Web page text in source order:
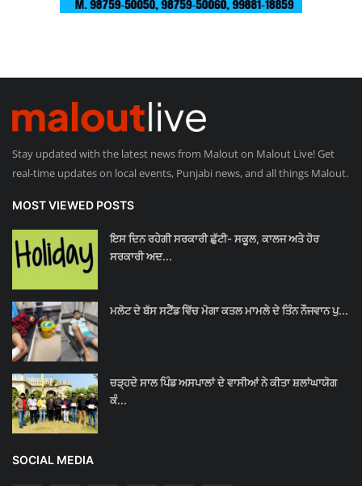
Stay updated with the latest news from Malout on Malout Live! Get
real-time updates on local events, Punjabi news, and all things Malout.
MOST VIEWED POSTS
ਇਸ ਦਿਨ ਰਹੇਗੀ ਸਰਕਾਰੀ ਛੁੱਟੀ- ਸਕੂਲ, ਕਾਲਜ ਅਤੇ ਹੋਰ
ਸਰਕਾਰੀ ਅਦ...
ਮਲੋਟ ਦੇ ਬੱਸ ਸਟੈਂਡ ਵਿੱਚ ਮੋਗਾ ਕਤਲ ਮਾਮਲੇ ਦੇ ਤਿੰਨ ਨੌਜਵਾਨ ਪੁ...
ਚੜ੍ਹਦੇ ਸਾਲ ਪਿੰਡ ਅਸਪਾਲਾਂ ਦੇ ਵਾਸੀਆਂ ਨੇ ਕੀਤਾ ਸ਼ਲਾਂਘਾਯੋਗ
ਕੰ...
SOCIAL MEDIA